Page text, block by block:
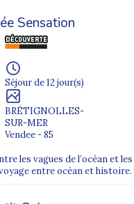
Supernova Juniors
ville de
nos départs
de Lyon (axes
d’attente SNCF.
Sensation
Séjour de 12 jour(s)
BRÉTIGNOLLES-
SUR-MER
Vendee - 85
les vagues de l’océan et
entre océan et histoire.